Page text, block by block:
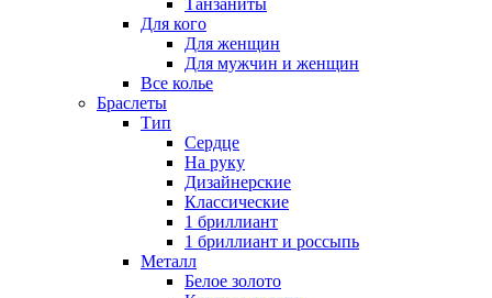
Танзаниты
Для кого
Для женщин
Для мужчин и женщин
Все колье
Браслеты
Тип
Сердце
На руку
Дизайнерские
Классические
1 бриллиант
1 бриллиант и россыпь
Металл
Белое золото